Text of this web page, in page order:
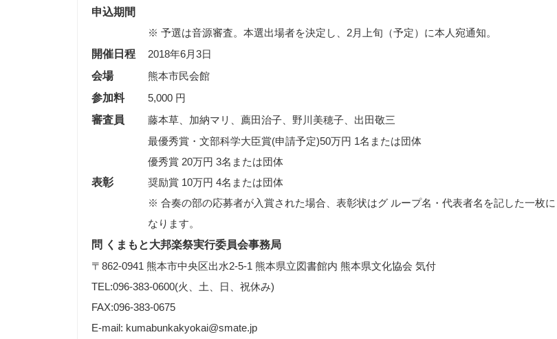
申込期間
※ 予選は音源審査。本選出場者を決定し、2月上旬（予定）に本人宛通知。
開催日程
2018年6月3日
会場
熊本市民会館
参加料
5,000 円
審査員
藤本草、加納マリ、薦田治子、野川美穂子、出田敬三
表彰
最優秀賞・文部科学大臣賞(申請予定)50万円 1名または団体
優秀賞 20万円 3名または団体
奨励賞 10万円 4名または団体
※ 合奏の部の応募者が入賞された場合、表彰状はグ ループ名・代表者名を記した一枚に
なります。
問 くまもと大邦楽祭実行委員会事務局
〒862-0941 熊本市中央区出水2-5-1 熊本県立図書館内 熊本県文化協会 気付
TEL:096-383-0600(火、土、日、祝休み)
FAX:096-383-0675
E-mail: kumabunkakyokai@smate.jp